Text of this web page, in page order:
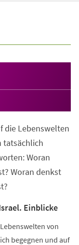
die Lebenswelten
tatsächlich
Woran
Woran denkst
Einblicke
von
begegnen und auf